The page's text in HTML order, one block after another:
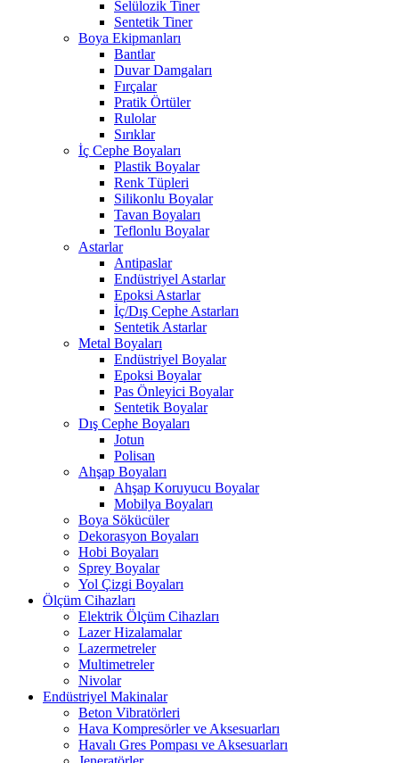
Selülozik Tiner
Sentetik Tiner
Boya Ekipmanları
Bantlar
Duvar Damgaları
Fırçalar
Pratik Örtüler
Rulolar
Sırıklar
İç Cephe Boyaları
Plastik Boyalar
Renk Tüpleri
Silikonlu Boyalar
Tavan Boyaları
Teflonlu Boyalar
Astarlar
Antipaslar
Endüstriyel Astarlar
Epoksi Astarlar
İç/Dış Cephe Astarları
Sentetik Astarlar
Metal Boyaları
Endüstriyel Boyalar
Epoksi Boyalar
Pas Önleyici Boyalar
Sentetik Boyalar
Dış Cephe Boyaları
Jotun
Polisan
Ahşap Boyaları
Ahşap Koruyucu Boyalar
Mobilya Boyaları
Boya Sökücüler
Dekorasyon Boyaları
Hobi Boyaları
Sprey Boyalar
Yol Çizgi Boyaları
Ölçüm Cihazları
Elektrik Ölçüm Cihazları
Lazer Hizalamalar
Lazermetreler
Multimetreler
Nivolar
Endüstriyel Makinalar
Beton Vibratörleri
Hava Kompresörler ve Aksesuarları
Havalı Gres Pompası ve Aksesuarları